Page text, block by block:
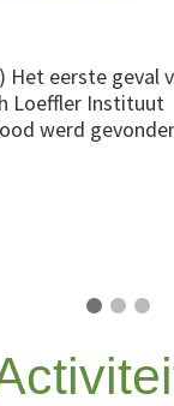
Het eerste geval
Loeffler Instituut
werd